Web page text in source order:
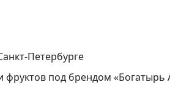
Петербурге
под брендом «Богатырь